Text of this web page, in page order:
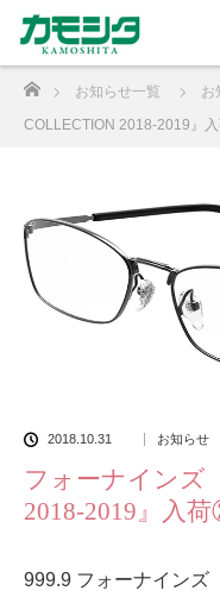
ホーム
お知らせ一覧 お
COLLECTION 2018-2019』
2018.10.31 お知らせ
フォーナインズ
2018-2019』入
999.9 フォーナイン